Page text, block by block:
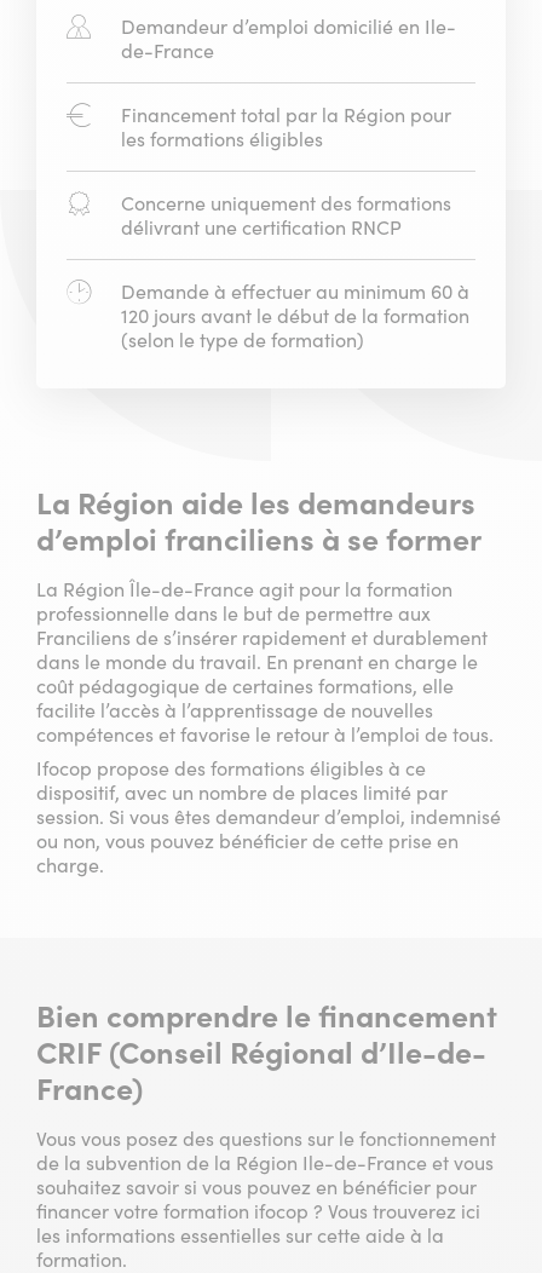
La Région aide les demandeurs
d’emploi franciliens à se former
La Région Île-de-France agit pour la formation
professionnelle dans le but de permettre aux
Franciliens de s’insérer rapidement et durablement
dans le monde du travail. En prenant en charge le
coût pédagogique de certaines formations, elle
facilite l’accès à l’apprentissage de nouvelles
compétences et favorise le retour à l’emploi de tous.
Ifocop propose des formations éligibles à ce
dispositif, avec un nombre de places limité par
session. Si vous êtes demandeur d’emploi, indemnisé
ou non, vous pouvez bénéficier de cette prise en
charge.
Demandeur d’emploi domicilié en Ile-
de-France
Financement total par la Région pour
les formations éligibles
Concerne uniquement des formations
délivrant une certification RNCP
Demande à effectuer au minimum 60 à
120 jours avant le début de la formation
(selon le type de formation)
Bien comprendre le financement
CRIF (Conseil Régional d’Ile-de-
France)
Vous vous posez des questions sur le fonctionnement
de la subvention de la Région Ile-de-France et vous
souhaitez savoir si vous pouvez en bénéficier pour
financer votre formation ifocop ? Vous trouverez ici
les informations essentielles sur cette aide à la
formation.